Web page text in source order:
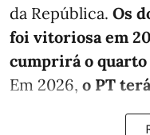
da República. Os
foi vitoriosa em
cumprirá o quarto
Em 2026, o PT